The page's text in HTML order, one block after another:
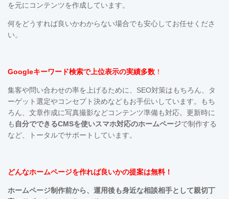
を元にコンテンツを作成しています。
何をどうすれば良いかわからない場合でも安心してお任せくださ
い。
Googleキーワード検索で上位表示の実績多数 ！
集客や問い合わせの率を上げるために、SEO対策はもちろん、タ
ーゲット選定やコンセプト決めなどもお手伝いしています。もち
ろん、文章作成に写真撮影などコンテンツ準備も対応。更新時に
も 自分でできるCMSを使いスマホ対応のホームページで制作する
など、トータルでサポートしています。
どんなホームページを作れば良いかの提案は無料！
ホームページ制作前から、運用後も身近な相談相手として親切丁